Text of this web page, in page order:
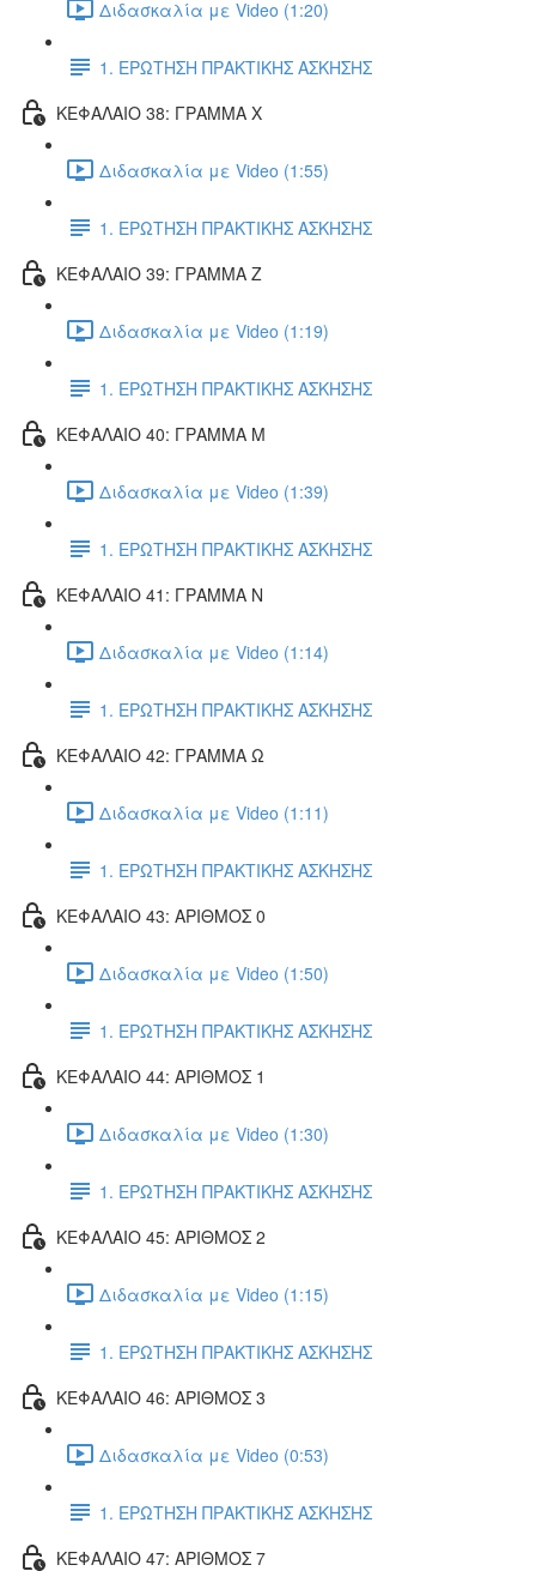
Διδασκαλία με Video (1:20)
1. ΕΡΩΤΗΣΗ ΠΡΑΚΤΙΚΗΣ ΑΣΚΗΣΗΣ
ΚΕΦΑΛΑΙΟ 38: ΓΡΑΜΜΑ Χ
Διδασκαλία με Video (1:55)
1. ΕΡΩΤΗΣΗ ΠΡΑΚΤΙΚΗΣ ΑΣΚΗΣΗΣ
ΚΕΦΑΛΑΙΟ 39: ΓΡΑΜΜΑ Ζ
Διδασκαλία με Video (1:19)
1. ΕΡΩΤΗΣΗ ΠΡΑΚΤΙΚΗΣ ΑΣΚΗΣΗΣ
ΚΕΦΑΛΑΙΟ 40: ΓΡΑΜΜΑ Μ
Διδασκαλία με Video (1:39)
1. ΕΡΩΤΗΣΗ ΠΡΑΚΤΙΚΗΣ ΑΣΚΗΣΗΣ
ΚΕΦΑΛΑΙΟ 41: ΓΡΑΜΜΑ Ν
Διδασκαλία με Video (1:14)
1. ΕΡΩΤΗΣΗ ΠΡΑΚΤΙΚΗΣ ΑΣΚΗΣΗΣ
ΚΕΦΑΛΑΙΟ 42: ΓΡΑΜΜΑ Ω
Διδασκαλία με Video (1:11)
1. ΕΡΩΤΗΣΗ ΠΡΑΚΤΙΚΗΣ ΑΣΚΗΣΗΣ
ΚΕΦΑΛΑΙΟ 43: ΑΡΙΘΜΟΣ 0
Διδασκαλία με Video (1:50)
1. ΕΡΩΤΗΣΗ ΠΡΑΚΤΙΚΗΣ ΑΣΚΗΣΗΣ
ΚΕΦΑΛΑΙΟ 44: ΑΡΙΘΜΟΣ 1
Διδασκαλία με Video (1:30)
1. ΕΡΩΤΗΣΗ ΠΡΑΚΤΙΚΗΣ ΑΣΚΗΣΗΣ
ΚΕΦΑΛΑΙΟ 45: ΑΡΙΘΜΟΣ 2
Διδασκαλία με Video (1:15)
1. ΕΡΩΤΗΣΗ ΠΡΑΚΤΙΚΗΣ ΑΣΚΗΣΗΣ
ΚΕΦΑΛΑΙΟ 46: ΑΡΙΘΜΟΣ 3
Διδασκαλία με Video (0:53)
1. ΕΡΩΤΗΣΗ ΠΡΑΚΤΙΚΗΣ ΑΣΚΗΣΗΣ
ΚΕΦΑΛΑΙΟ 47: ΑΡΙΘΜΟΣ 7